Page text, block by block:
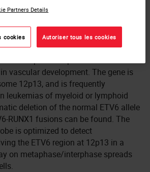
Break (12p13)
as TEL) gene is the abbreviation
It encodes an ETS family factor
vascular development. The gene is
12p13, and is frequently
leukemias of myeloid or lymphoid
deletion of the normal ETV6 allele
RUNX1 fusions can be found. The
is optimized to detect
the ETV6 region at 12p13 in a
on metaphase/interphase spreads
Partners Details
cookies Autoriser tous les cookies